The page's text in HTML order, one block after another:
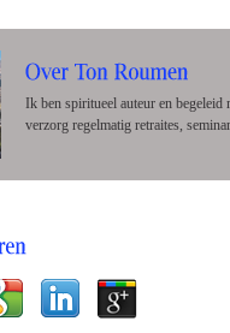
Ik ben spiritueel auteur en
verzorg regelmatig retraites,